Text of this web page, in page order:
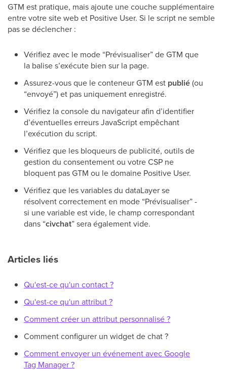
GTM est pratique, mais ajoute une couche supplémentaire
entre votre site web et Positive User. Si le script ne semble
pas se déclencher :
Vérifiez avec le mode “Prévisualiser” de GTM que
la balise s’exécute bien sur la page.
Assurez-vous que le conteneur GTM est publié(ou
“envoyé”) et pas uniquement enregistré.
Vérifiez la console du navigateur afin d’identifier
d’éventuelles erreurs JavaScript empêchant
l’exécution du script.
Vérifiez que les bloqueurs de publicité, outils de
gestion du consentement ou votre CSP ne
bloquent pas GTM ou le domaine Positive User.
Vérifiez que les variables du dataLayer se
résolvent correctement en mode “Prévisualiser” -
si une variable est vide, le champ correspondant
dans “civchat” sera également vide.
Articles liés
Qu'est-ce qu'un contact ?
Qu'est-ce qu'un attribut ?
Comment créer un attribut personnalisé ?
Comment configurer un widget de chat ?
Comment envoyer un événement avec Google
Tag Manager ?